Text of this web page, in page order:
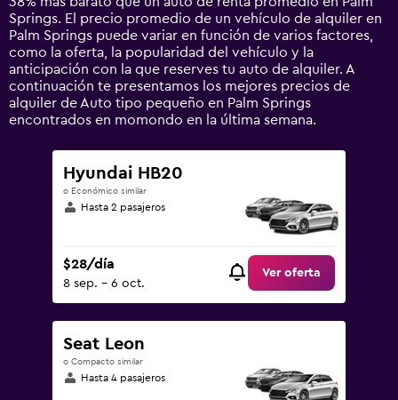
axis
displaying
values.
Range:
0
to
120.
Springs. El precio promedio de un vehículo de alquiler en
Palm Springs puede variar en función de varios factores,
como la oferta, la popularidad del vehículo y la
anticipación con la que reserves tu auto de alquiler. A
continuación te presentamos los mejores precios de
alquiler de Auto tipo pequeño en Palm Springs
encontrados en momondo en la última semana.
Hyundai HB20
o Económico similar
Hasta 2 pasajeros
$28/día
8 sep. - 6 oct.
Ver oferta
Seat Leon
o Compacto similar
Hasta 4 pasajeros